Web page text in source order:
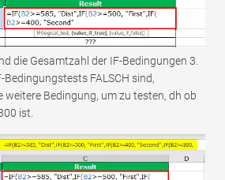
die Gesamtzahl der IF-Bedingungen 3.
Bedingungstests FALSCH sind,
weitere Bedingung, um zu testen, dh ob
ist.